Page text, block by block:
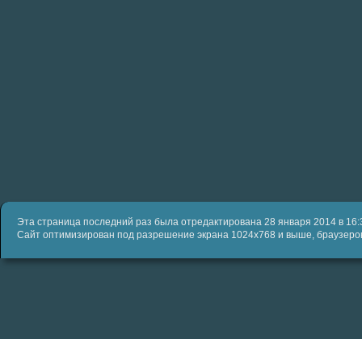
Эта страница последний раз была отредактирована 28 января 2014 в
Сайт оптимизирован под разрешение экрана 1024x768 и выше,